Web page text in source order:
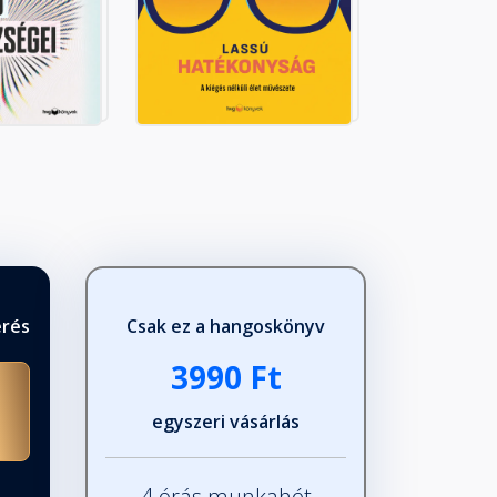
Csak ez a hangoskönyv
3990 Ft
egyszeri vásárlás